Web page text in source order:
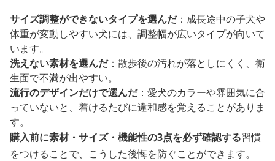
サイズ調整ができないタイプを選んだ：成長途中の子犬や
体重が変動しやすい犬には、調整幅が広いタイプが向いて
います。
洗えない素材を選んだ：散歩後の汚れが落としにくく、衛
生面で不満が出やすい。
流行のデザインだけで選んだ：愛犬のカラーや雰囲気に合
っていないと、着けるたびに違和感を覚えることがありま
す。
購入前に素材・サイズ・機能性の3点を必ず確認する習慣
をつけることで、こうした後悔を防ぐことができます。